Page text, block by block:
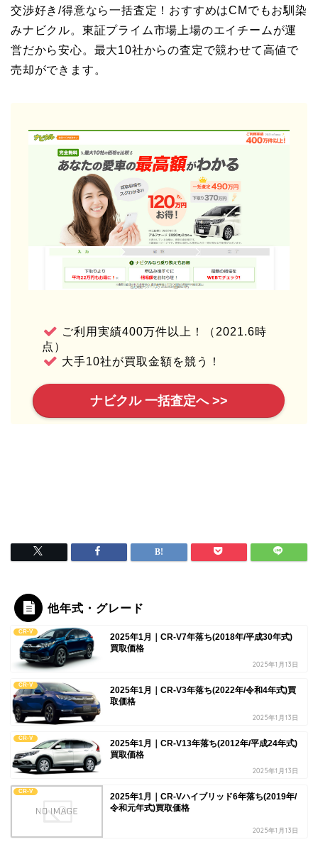
交渉好き/得意なら一括査定！おすすめはCMでもお馴染
みナビクル。東証プライム市場上場のエイチームが運
営だから安心。最大10社からの査定で競わせて高値で
売却ができます。
ご利用実績400万件以上！（2021.6時
点）
大手10社が買取金額を競う！
ナビクル 一括査定へ >>
他年式・グレード
CR-V
2025年1月｜CR-V7年落ち(2018年/平成30年式)
買取価格
2025年1月13日
CR-V
2025年1月｜CR-V3年落ち(2022年/令和4年式)買
取価格
2025年1月13日
CR-V
2025年1月｜CR-V13年落ち(2012年/平成24年式)
買取価格
2025年1月13日
CR-V
2025年1月｜CR-Vハイブリッド6年落ち(2019年/
令和元年式)買取価格
2025年1月13日